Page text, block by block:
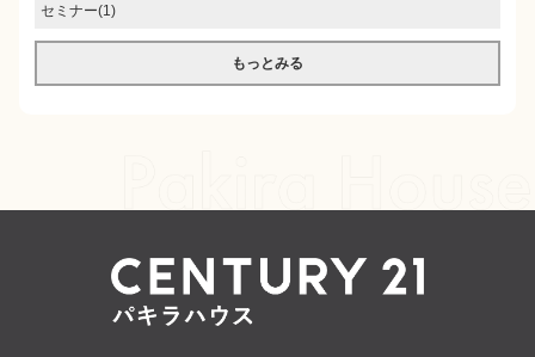
セミナー(1)
もっとみる